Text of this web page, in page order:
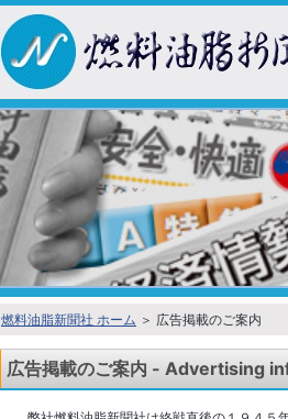
燃料油脂新聞社 ホーム ＞ 広告掲載のご案内
広告掲載のご案内 - Advertising